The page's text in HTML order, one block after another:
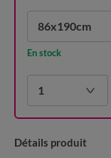
86x190cm
En stock
1
Détails produit